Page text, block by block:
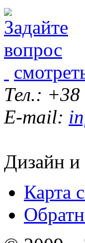
Тел.:
E-mail:
Дизайн и
Карта